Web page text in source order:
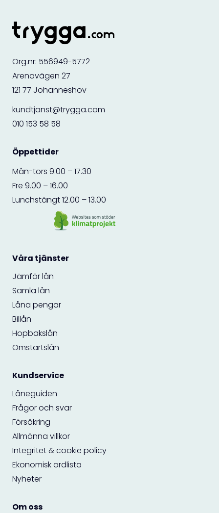
Org.nr: 556949-5772
Arenavägen 27
121 77 Johanneshov
kundtjanst@trygga.com
010 153 58 58
Öppettider
Mån-tors 9.00 – 17.30
Fre 9.00 – 16.00
Lunchstängt 12.00 – 13.00
Våra tjänster
Jämför lån
Samla lån
Låna pengar
Billån
Hopbakslån
Omstartslån
Kundservice
Låneguiden
Frågor och svar
Försäkring
Allmänna villkor
Integritet & cookie policy
Ekonomisk ordlista
Nyheter
Om oss